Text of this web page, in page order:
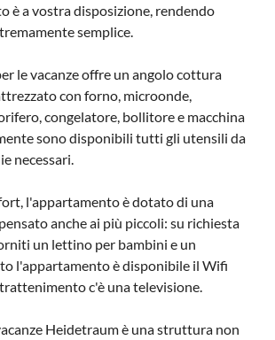
è a vostra disposizione, rendendo
semplice.
le vacanze offre un angolo cottura
con forno, microonde,
congelatore, bollitore e macchina
sono disponibili tutti gli utensili da
necessari.
l'appartamento è dotato di una
anche ai più piccoli: su richiesta
un lettino per bambini e un
l'appartamento è disponibile il Wifi
c'è una televisione.
Heidetraum è una struttura non